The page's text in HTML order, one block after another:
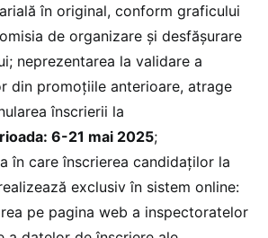
în original, conform graficului
de organizare și desfășurare
neprezentarea la validare a
din promoțiile anterioare, atrage
înscrierii la
6-21 mai 2025;
în care înscrierea candidaţilor la
exclusiv în sistem online:
pe pagina web a inspectoratelor